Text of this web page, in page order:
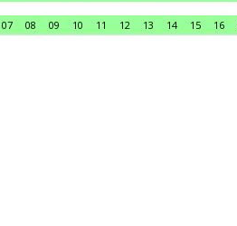
07 08 09 10 11 12 13 14 15 16